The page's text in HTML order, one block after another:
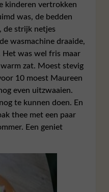
kinderen vertrokken
was, de bedden
de strijk netjes
wasmachine draaide,
Het was wel fris maar
zat. Moest stevig
10 moest Maureen
even uitzwaaien.
te kunnen doen. En
thee met een paar
Een geniet